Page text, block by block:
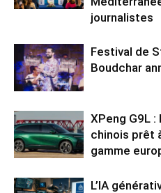
journalistes
Festival de
Boudchar
XPeng G9L
chinois prêt
gamme
L’IA